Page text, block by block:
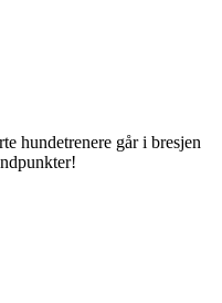
hundetrenere går i bresjen